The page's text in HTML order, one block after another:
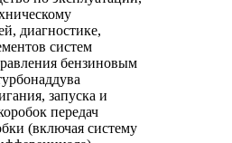
диагностике,
систем
бензиновым
запуска и
передач
(включая систему